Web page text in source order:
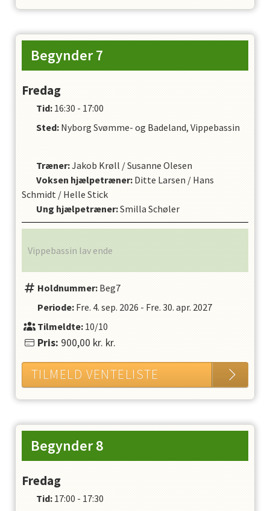
Begynder 7
Fredag
Tid: 16:30 - 17:00
Sted: Nyborg Svømme- og Badeland, Vippebassin
Træner:Jakob Krøll /Susanne Olesen
Voksen hjælpetræner: Ditte Larsen / Hans
Schmidt / Helle Stick
Ung hjælpetræner:Smilla Schøler
Vippebassin lav ende
Holdnummer: Beg7
Periode: Fre. 4. sep. 2026 - Fre. 30. apr. 2027
Tilmeldte:10/10
Pris: 900,00 kr. kr.
TILMELD VENTELISTE
Begynder 8
Fredag
Tid: 17:00 - 17:30